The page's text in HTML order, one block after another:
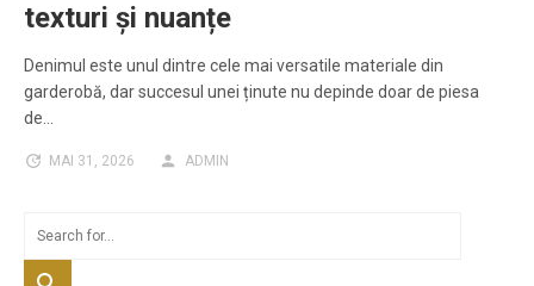
texturi și nuanțe
Denimul este unul dintre cele mai versatile materiale din
garderobă, dar succesul unei ținute nu depinde doar de piesa
de…
MAI 31, 2026 ADMIN